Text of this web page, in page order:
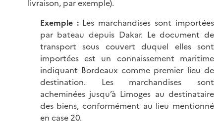
livraison, par exemple).
Exemple : Les marchandises sont importées
par bateau depuis Dakar. Le document de
transport sous couvert duquel elles sont
importées est un connaissement maritime
indiquant Bordeaux comme premier lieu de
destination. Les marchandises sont
acheminées jusqu’à Limoges au destinataire
des biens, conformément au lieu mentionné
en case 20.